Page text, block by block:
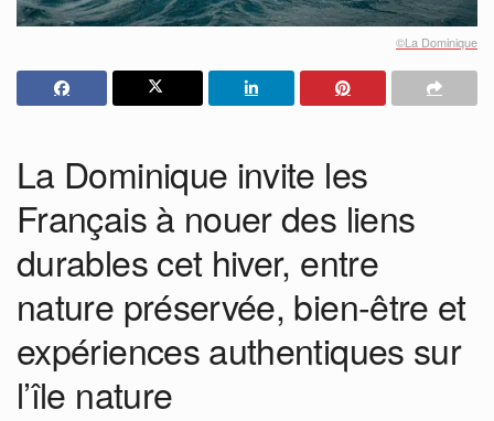
©La Dominique
La Dominique invite les
Français à nouer des liens
durables cet hiver, entre
nature préservée, bien-être et
expériences authentiques sur
l’île nature